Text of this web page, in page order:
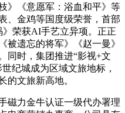
》《意愿军：浴血和平》等
、金鸡等国度级荣誉，首部
荣获AI手艺立异项。正正
被遗忘的将军》《赵一曼》
同时，集团推进“影视+文
纪城成为区域文旅地标，
的文旅新高地。
力金牛认证一级代办署理